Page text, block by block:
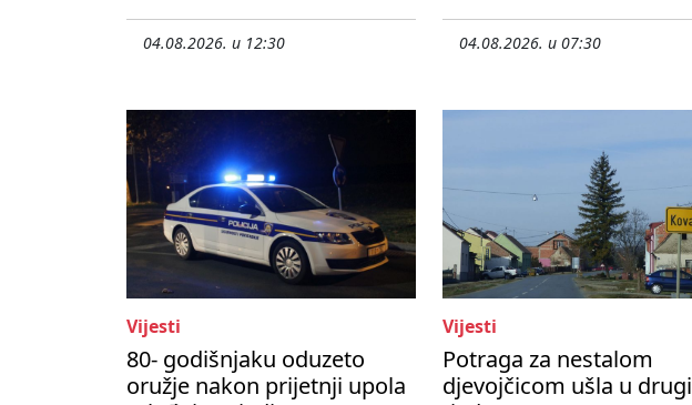
04.08.2026. u 12:30 04.08.2026. u 07:30
Vijesti
80- godišnjaku oduzeto
oružje nakon prijetnji upola
Vijesti
Potraga za nestalom
djevojčicom ušla u drugi